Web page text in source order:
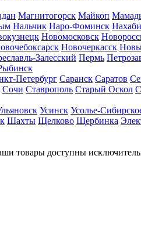
Магнитогорск Майкоп
Нальчик Наро-Фоминск
Новомосковск
Новочеркасск
Залесский Пермь
Петербург Саранск Саратов
Сочи Ставрополь Старый Оскол
Усинск Усолье-
Шахты Щелково Щербинка
товары доступны